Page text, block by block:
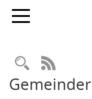
Toggle navigation
RSS-